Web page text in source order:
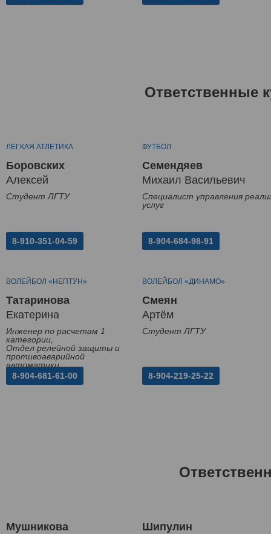
Ответственные
ЛЕГКАЯ АТЛЕТИКА
Боровских
Алексей
Студент ЛГТУ
8-910-351-04-59
ФУТБОЛ
Семендяев
Михаил Васильевич
Специалист управления
услуг
8-904-684-98-91
ВОЛЕЙБОЛ «НЕПТУН»
Татаринова
Екатерина
Инженер по расчетам 1
категории,
Отдел релейной защиты и
противоаварийной
автоматики
8-904-681-61-00
ВОЛЕЙБОЛ «ДИНАМО»
Смеян
Артём
Студент ЛГТУ
8-904-219-25-22
Мушникова
Шипулин